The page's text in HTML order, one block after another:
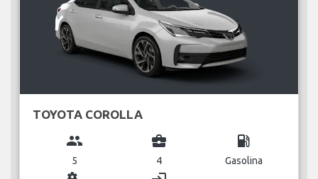
TOYOTA COROLLA
group
5
business_center
4
local_gas_station
Gasolina